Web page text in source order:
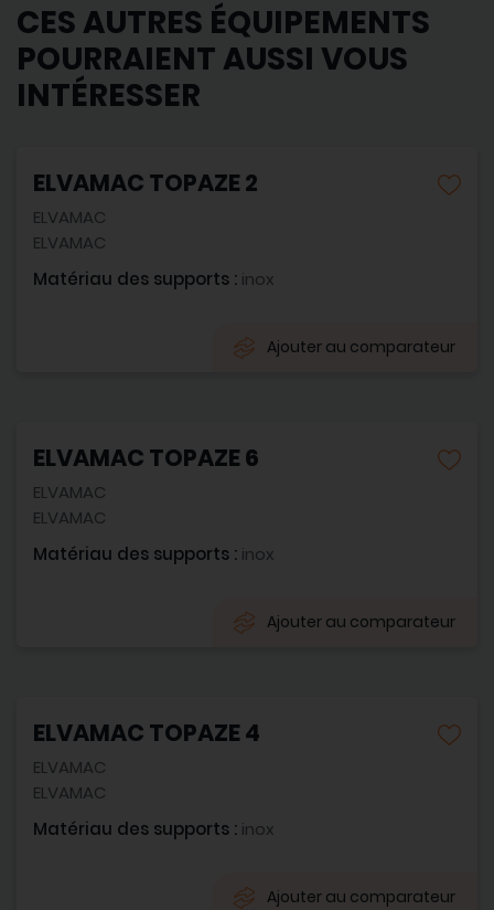
CES AUTRES ÉQUIPEMENTS
POURRAIENT AUSSI VOUS
INTÉRESSER
ELVAMAC TOPAZE 2
ELVAMAC
ELVAMAC
Matériau des supports : inox
Ajouter au comparateur
ELVAMAC TOPAZE 6
ELVAMAC
ELVAMAC
Matériau des supports : inox
Ajouter au comparateur
ELVAMAC TOPAZE 4
ELVAMAC
ELVAMAC
Matériau des supports : inox
Ajouter au comparateur